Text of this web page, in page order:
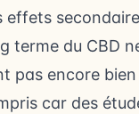
effets
terme du CBD
pas encore bien
car des